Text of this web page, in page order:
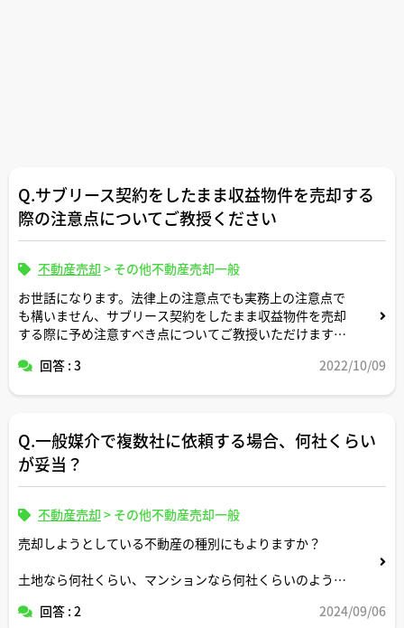
Q.サブリース契約をしたまま収益物件を売却する
際の注意点についてご教授ください
不動産売却 > その他不動産売却一般
お世話になります。法律上の注意点でも実務上の注意点で
も構いません、サブリース契約をしたまま収益物件を売却
する際に予め注意すべき点についてご教授いただけますと
回答 : 3 2022/10/09
Q.一般媒介で複数社に依頼する場合、何社くらい
が妥当？
不動産売却 > その他不動産売却一般
売却しようとしている不動産の種別にもよりますか？
土地なら何社くらい、マンションなら何社くらいのような
回答 : 2 2024/09/06